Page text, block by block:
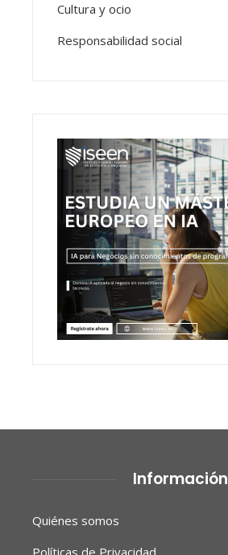
Cultura y ocio
Responsabilidad social
Información
Quiénes somos